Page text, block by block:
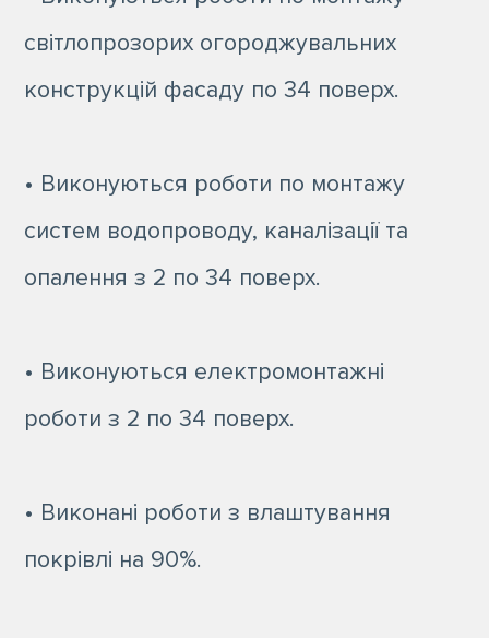
світлопрозорих огороджувальних
конструкцій фасаду по 34 поверх.
• Виконуються роботи по монтажу
систем водопроводу, каналізації та
опалення з 2 по 34 поверх.
• Виконуються електромонтажні
роботи з 2 по 34 поверх.
• Виконані роботи з влаштування
покрівлі на 90%.